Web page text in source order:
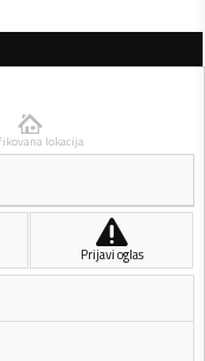
lokacija
Prijavi oglas